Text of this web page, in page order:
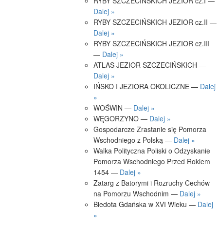
Dalej »
RYBY SZCZECIŃSKICH JEZIOR cz.II —
Dalej »
RYBY SZCZECIŃSKICH JEZIOR cz.III
— Dalej »
ATLAS JEZIOR SZCZECIŃSKICH —
Dalej »
IŃSKO I JEZIORA OKOLICZNE — Dalej
»
WOŚWIN — Dalej »
WĘGORZYNO — Dalej »
Gospodarcze Zrastanie się Pomorza
Wschodniego z Polską — Dalej »
Walka Polityczna Poliski o Odzyskanie
Pomorza Wschodniego Przed Rokiem
1454 — Dalej »
Zatarg z Batorymi i Rozruchy Cechów
na Pomorzu Wschodnim — Dalej »
Biedota Gdańska w XVI Wieku — Dalej
»